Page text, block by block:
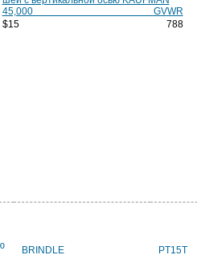
45,000 GVWR
$15 788
BRINDLE PT15T